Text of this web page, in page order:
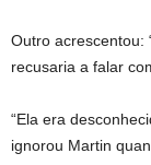
Outro acrescentou:
recusaria a falar
“Ela era
ignorou Martin